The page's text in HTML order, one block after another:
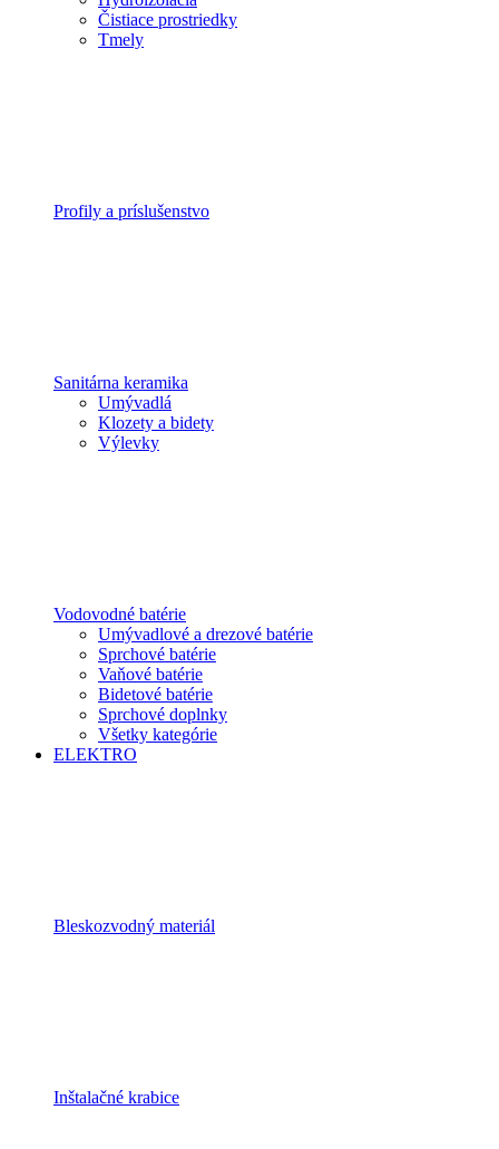
Čistiace prostriedky
Tmely
Profily a príslušenstvo
Sanitárna keramika
Umývadlá
Klozety a bidety
Výlevky
Vodovodné batérie
Umývadlové a drezové batérie
Sprchové batérie
Vaňové batérie
Bidetové batérie
Sprchové doplnky
Všetky kategórie
ELEKTRO
Bleskozvodný materiál
Inštalačné krabice